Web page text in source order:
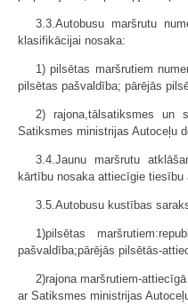
3.3.Autobusu maršrutu
klasifikācijai nosaka:
1) pilsētas maršrutiem
pilsētas pašvaldība; pārējās
2) rajona,tālsatiksmes un
Satiksmes ministrijas Autoceļu
3.4.Jaunu maršrutu
kārtību nosaka attiecīgie tiesību
3.5.Autobusu kustības
1)pilsētas
pašvaldība;pārējās pilsētās-
2)rajona maršrutiem-
ar Satiksmes ministrijas